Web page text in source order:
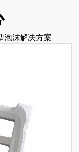
泡沫解决方案